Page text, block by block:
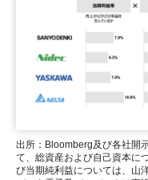
出所：Bloomberg及び各社開
て、総資産および自己資本に
び当期純利益については、山